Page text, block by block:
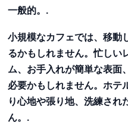
一般的。.
小規模なカフェでは、移動
るかもしれません。忙しい
ム、お手入れが簡単な表面
必要かもしれません。ホテ
り心地や張り地、洗練され
ん。.